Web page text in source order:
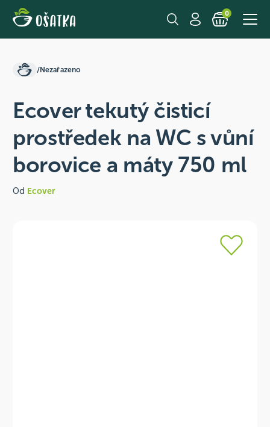
0
/Nezařazeno
Ecover tekutý čisticí
prostředek na WC s vůní
borovice a máty 750 ml
Od Ecover